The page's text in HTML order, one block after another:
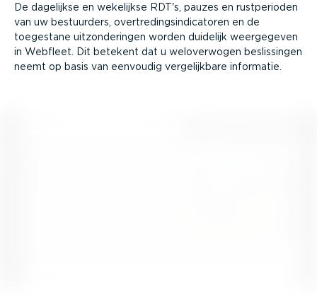
De dagelijkse en wekelijkse RDT's, pauzes en rustpe­rioden
van uw bestuurders, overtre­dings­in­di­ca­toren en de
toegestane uitzon­de­ringen worden duidelijk weergegeven
in Webfleet. Dit betekent dat u welover­wogen beslis­singen
neemt op basis van eenvoudig verge­lijkbare informatie.